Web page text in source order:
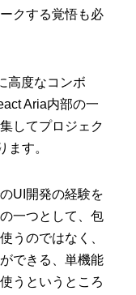
クする覚悟も必
高度なコンボ
Aria内部の一
してプロジェク
ます。
UI開発の経験を
一つとして、包
うのではなく、
できる、単機能
うというところ